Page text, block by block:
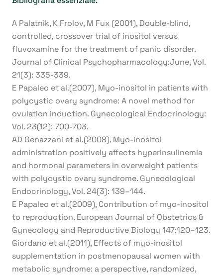
A Palatnik, K Frolov, M Fux (2001), Double-blind,
controlled, crossover trial of inositol versus
fluvoxamine for the treatment of panic disorder.
Journal of Clinical Psychopharmacology:June, Vol.
21(3): 335-339.
E Papaleo et al.(2007), Myo-inositol in patients with
polycystic ovary syndrome: A novel method for
ovulation induction. Gynecological Endocrinology:
Vol. 23(12): 700-703.
AD Genazzani et al.(2008), Myo-inositol
administration positively affects hyperinsulinemia
and hormonal parameters in overweight patients
with polycystic ovary syndrome. Gynecological
Endocrinology, Vol. 24(3): 139–144.
E Papaleo et al.(2009), Contribution of myo-inositol
to reproduction. European Journal of Obstetrics &
Gynecology and Reproductive Biology 147:120–123.
Giordano et al.(2011), Effects of myo-inositol
supplementation in postmenopausal women with
metabolic syndrome: a perspective, randomized,